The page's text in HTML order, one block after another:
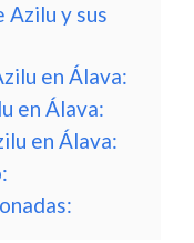
Azilu y sus
en Álava:
en Álava:
en Álava: